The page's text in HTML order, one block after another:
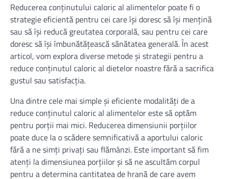
Reducerea conținutului caloric al alimentelor poate fi o
strategie eficientă pentru cei care își doresc să își mențină
sau să își reducă greutatea corporală, sau pentru cei care
doresc să își îmbunătățească sănătatea generală. În acest
articol, vom explora diverse metode și strategii pentru a
reduce conținutul caloric al dietelor noastre fără a sacrifica
gustul sau satisfacția.
Una dintre cele mai simple și eficiente modalități de a
reduce conținutul caloric al alimentelor este să optăm
pentru porții mai mici. Reducerea dimensiunii porțiilor
poate duce la o scădere semnificativă a aportului caloric
fără a ne simți privați sau flămânzi. Este important să fim
atenți la dimensiunea porțiilor și să ne ascultăm corpul
pentru a determina cantitatea de hrană de care avem